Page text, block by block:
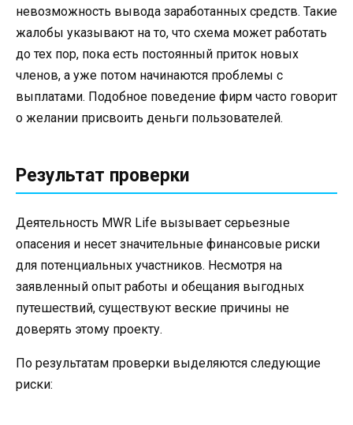
невозможность вывода заработанных средств. Такие
жалобы указывают на то, что схема может работать
до тех пор, пока есть постоянный приток новых
членов, а уже потом начинаются проблемы с
выплатами. Подобное поведение фирм часто говорит
о желании присвоить деньги пользователей.
Результат проверки
Деятельность MWR Life вызывает серьезные
опасения и несет значительные финансовые риски
для потенциальных участников. Несмотря на
заявленный опыт работы и обещания выгодных
путешествий, существуют веские причины не
доверять этому проекту.
По результатам проверки выделяются следующие
риски: